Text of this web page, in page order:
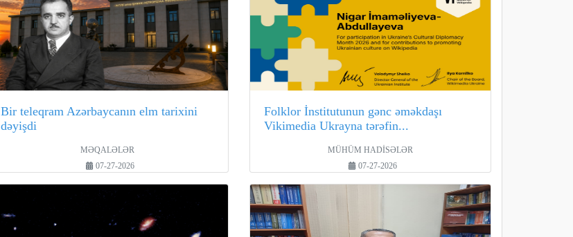
Bir teleqram Azərbaycanın elm tarixini
dəyişdi
MƏQALƏLƏR
07-27-2026
Folklor İnstitutunun gənc əməkdaşı
Vikimedia Ukrayna tərəfin...
MÜHÜM HADİSƏLƏR
07-27-2026